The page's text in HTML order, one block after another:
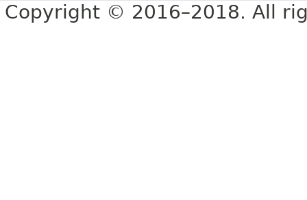
Copyright © 2016–2018. All